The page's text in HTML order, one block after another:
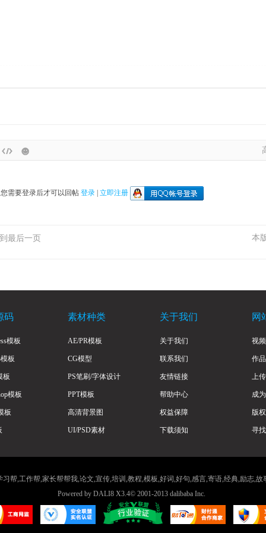
您需要登录后才可以回帖 登录 立即注册
本
最后一页
码
模板
板
板
模板
板
素材种类
AE/PR模板
CG模型
PS笔刷/字体设计
PPT模板
高清背景图
UI/PSD素材
关于我们
关于我们
联系我们
友情链接
帮助中心
权益保障
下载须知
网
视
作
上
成
版
寻
帮,工作帮,家长帮帮我,论文,宣传,培训,教程,模板,好词,好句,感言,寄语,经典,励志,
Powered by DALI8 X3.4© 2001-2013 dalibaba Inc.